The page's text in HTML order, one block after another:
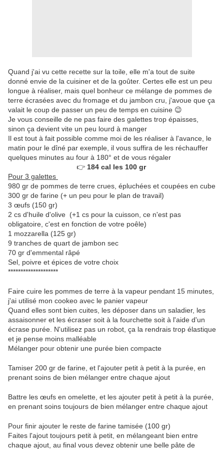
Quand j'ai vu cette recette sur la toile, elle m'a tout de suite
donné envie de la cuisiner et de la goûter. Certes elle est un peu
longue à réaliser, mais quel bonheur ce mélange de pommes de
terre écrasées avec du fromage et du jambon cru, j'avoue que ça
valait le coup de passer un peu de temps en cuisine 😉
Je vous conseille de ne pas faire des galettes trop épaisses,
sinon ça devient vite un peu lourd à manger
Il est tout à fait possible comme moi de les réaliser à l'avance, le
matin pour le dîné par exemple, il vous suffira de les réchauffer
quelques minutes au four à 180° et de vous régaler
👉 184 cal les 100 gr
Pour 3 galettes
980 gr de pommes de terre crues, épluchées et coupées en cube
300 gr de farine (+ un peu pour le plan de travail)
3 œufs (150 gr)
2 cs d'huile d'olive (+1 cs pour la cuisson, ce n'est pas
obligatoire, c'est en fonction de votre poêle)
1 mozzarella (125 gr)
9 tranches de quart de jambon sec
70 gr d'emmental râpé
Sel, poivre et épices de votre choix
********************
Faire cuire les pommes de terre à la vapeur pendant 15 minutes,
j'ai utilisé mon cookeo avec le panier vapeur
Quand elles sont bien cuites, les déposer dans un saladier, les
assaisonner et les écraser soit à la fourchette soit à l'aide d'un
écrase purée. N'utilisez pas un robot, ça la rendrais trop élastique
et je pense moins malléable
Mélanger pour obtenir une purée bien compacte
Tamiser 200 gr de farine, et l'ajouter petit à petit à la purée, en
prenant soins de bien mélanger entre chaque ajout
Battre les œufs en omelette, et les ajouter petit à petit à la purée,
en prenant soins toujours de bien mélanger entre chaque ajout
Pour finir ajouter le reste de farine tamisée (100 gr)
Faites l'ajout toujours petit à petit, en mélangeant bien entre
chaque ajout, au final vous devez obtenir une belle pâte de